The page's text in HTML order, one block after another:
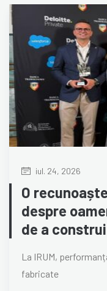
iul. 24, 2026
O
despre
de a
La IRUM,
fabricate